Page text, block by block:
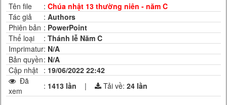
Tên file : Chúa nhật 13 thường niên - năm C
Tác giả
: Authors
Phiên bản : PowerPoint
Thể loại
: Thánh lễ Năm C
Imprimatur: N/A
Bản quyền: N/A
Cập nhật : 19/06/2022 22:42
Đã
xem
: 1413 lần | Tải về: 24 lần